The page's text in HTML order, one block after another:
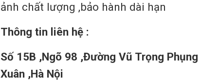
ảnh chất lượng ,bảo hành dài hạn
Thông tin liên hệ :
Số 15B ,Ngõ 98 ,Đường Vũ Trọng
Xuân ,Hà Nội